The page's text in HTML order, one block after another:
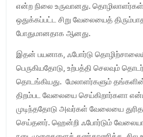
என்ற நிலை உருவானது.
ஒதுக்கப்பட்ட சிறு வேலையைத்
போதுமானதாக ஆனது.
இதன் பயனாக, ஃபோர்டு
பெருகியதோடு, உற்பத்தி செலவும்
தொடங்கியது. மேலாளர்களும்
திறம்பட வேலையை செய்கிறார்களா
முடிந்ததோடு அவர்கள் வேலையை
செய்தனர். ஹென்றி ஃபோர்டும்